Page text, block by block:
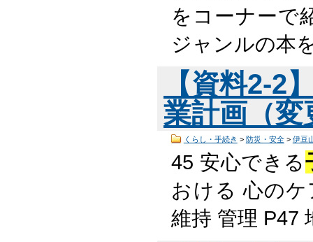
をコーナーで
ジャンルの本
【資料2-2
業計画（
くらし・手続き > 防災・安全> 伊豆
45 安心できる
おける 心の
維持 管理 P47